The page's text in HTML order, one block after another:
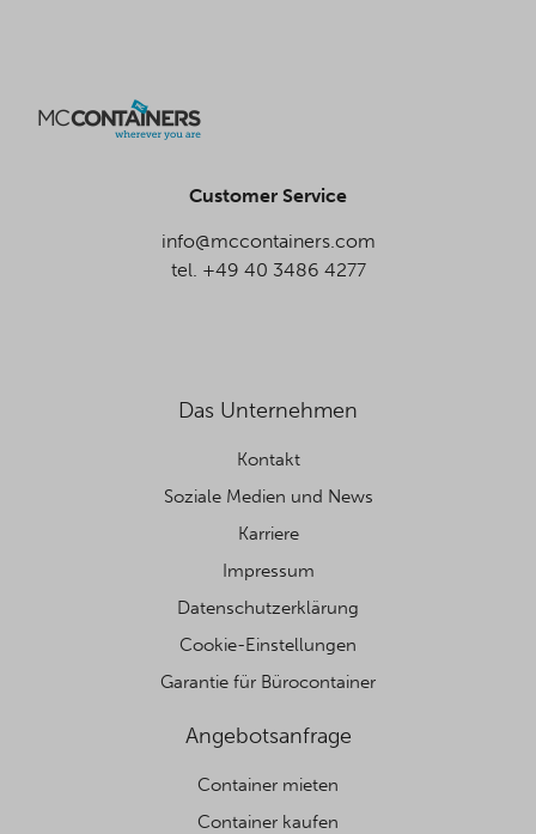
Customer Service
info@mccontainers.com
tel. +49 40 3486 4277
Das Unternehmen
Kontakt
Soziale Medien und News
Karriere
Impressum
Datenschutzerklärung
Cookie-Einstellungen
Garantie für Bürocontainer
Angebotsanfrage
Container mieten
Container kaufen